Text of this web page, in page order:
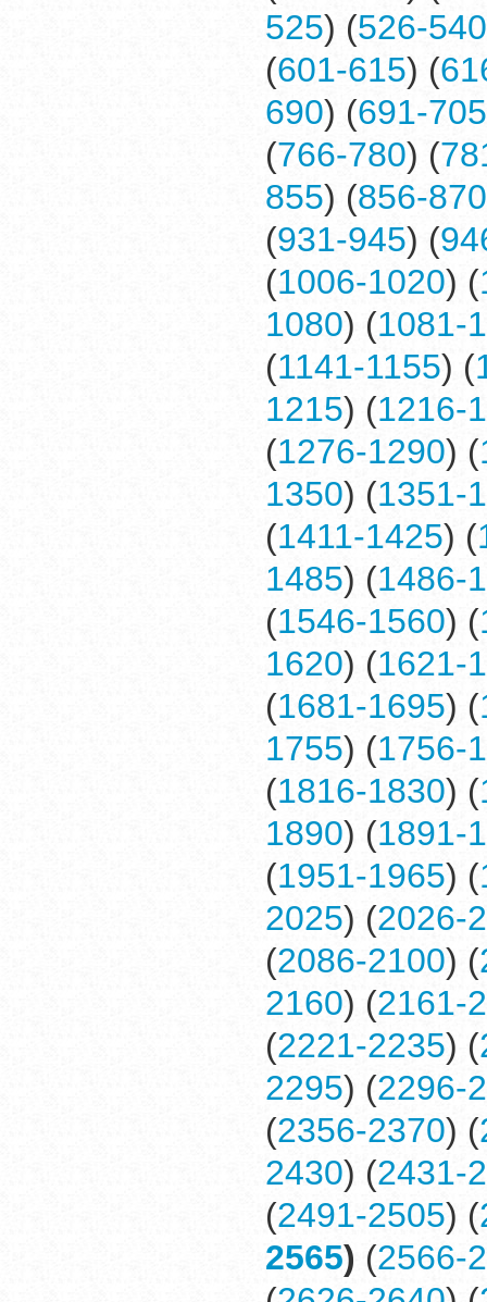
525) (526-540
(601-615) (
690) (691-705
(766-780) (
855) (856-870
(931-945) (
(1006-1020) (
1080) (1081-
(1141-1155) (
1215) (1216-
(1276-1290) (
1350) (1351-
(1411-1425) (
1485) (1486-
(1546-1560) (
1620) (1621-
(1681-1695) (
1755) (1756-
(1816-1830) (
1890) (1891-
(1951-1965) (
2025) (2026-
(2086-2100) (
2160) (2161-
(2221-2235) (
2295) (2296-
(2356-2370) (
2430) (2431-
(2491-2505) (
2565) (2566-